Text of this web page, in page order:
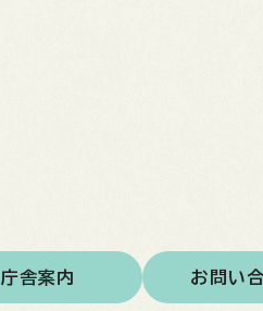
庁舎案内 お問い